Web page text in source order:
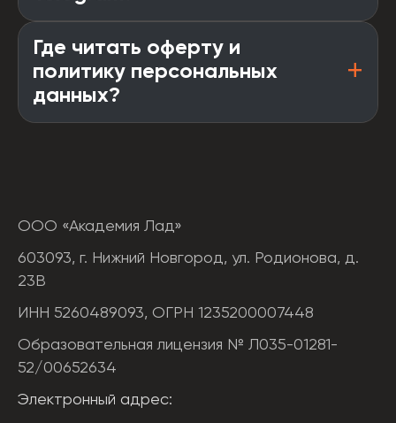
Где читать оферту и
политику персональных
данных?
ООО «Академия Лад»
603093, г. Нижний Новгород, ул. Родионова, д.
23В
ИНН 5260489093, ОГРН 1235200007448
Образовательная лицензия № Л035-01281-
52/00652634
Электронный адрес: